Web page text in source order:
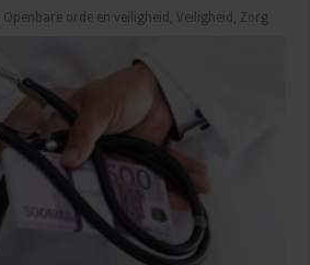
Openbare orde en veiligheid ,Veiligheid , Zorg